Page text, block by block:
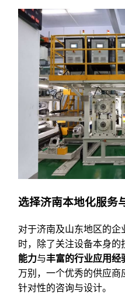
选择济南本地化服务
对于济南及山东地区的
时，除了关注设备本身的
能力与丰富的行业应用经
万别，一个优秀的供应
针对性的咨询与设计。